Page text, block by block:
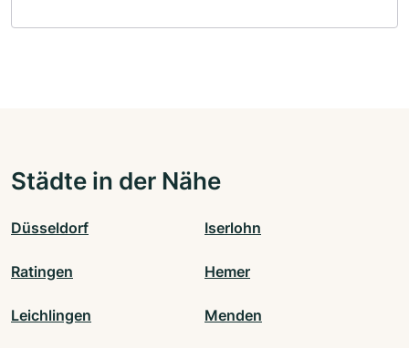
Städte in der Nähe
Düsseldorf Iserlohn
Ratingen Hemer
Leichlingen Menden